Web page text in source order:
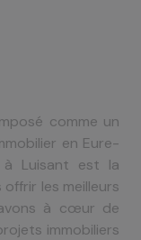
comme un
en Eure-
à Luisant est la
les meilleurs
à cœur de
immobiliers